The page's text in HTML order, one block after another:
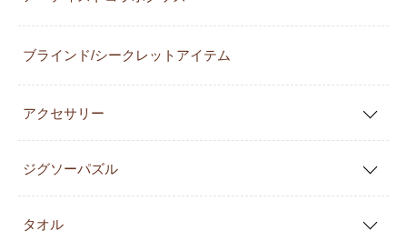
ブラインド/シークレットアイテム
アクセサリー
ジグソーパズル
タオル